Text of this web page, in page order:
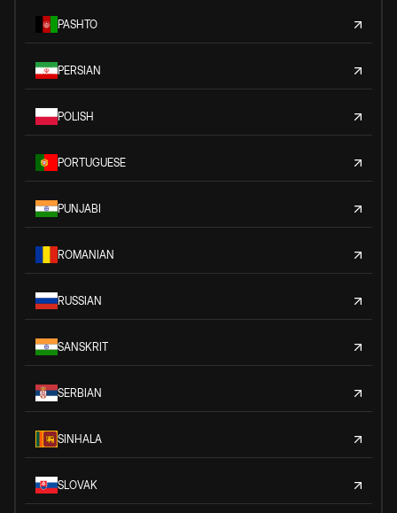
PASHTO
PERSIAN
POLISH
PORTUGUESE
PUNJABI
ROMANIAN
RUSSIAN
SANSKRIT
SERBIAN
SINHALA
SLOVAK